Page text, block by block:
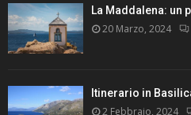
La Maddalena: un
20 Marzo, 2024
Itinerario in
2 Febbraio, 2024